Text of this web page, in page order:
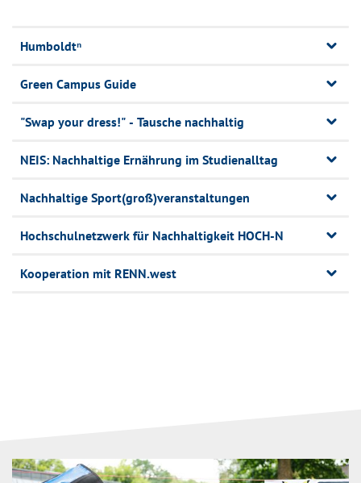
Humboldtⁿ
Green Campus Guide
"Swap your dress!" - Tausche nachhaltig
NEIS: Nachhaltige Ernährung im Studienalltag
Nachhaltige Sport(groß)veranstaltungen
Hochschulnetzwerk für Nachhaltigkeit HOCH-N
Kooperation mit RENN.west